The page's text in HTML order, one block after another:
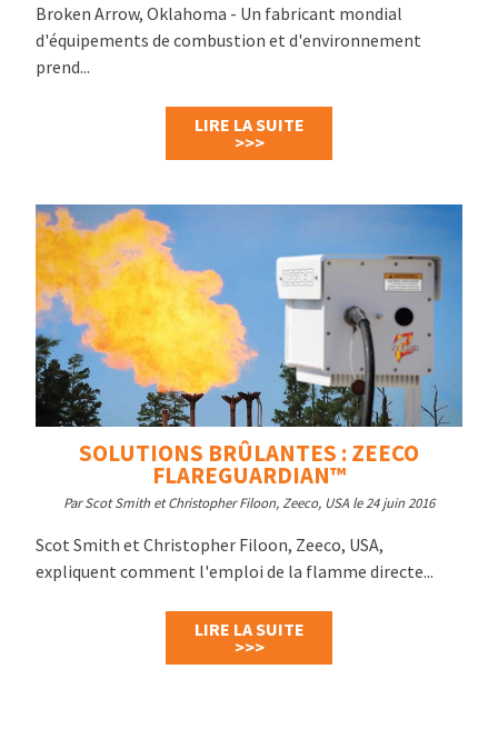
Broken Arrow, Oklahoma - Un fabricant mondial
d'équipements de combustion et d'environnement
prend...
LIRE LA SUITE
>>>
SOLUTIONS BRÛLANTES : ZEECO
FLAREGUARDIAN™
Par Scot Smith et Christopher Filoon, Zeeco, USA le 24 juin 2016
Scot Smith et Christopher Filoon, Zeeco, USA,
expliquent comment l'emploi de la flamme directe...
LIRE LA SUITE
>>>